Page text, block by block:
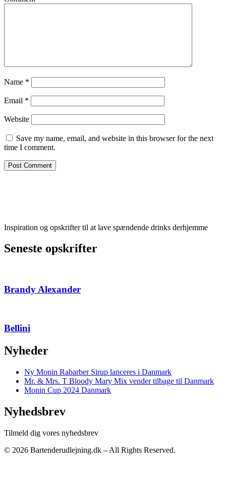
Name *
Email *
Website
Save my name, email, and website in this browser for the next
time I comment.
Inspiration og opskrifter til at lave spændende drinks derhjemme
Seneste opskrifter
Brandy Alexander
Bellini
Nyheder
Ny Monin Rabarber Sirup lanceres i Danmark
Mr. & Mrs. T Bloody Mary Mix vender tilbage til Danmark
Monin Cup 2024 Danmark
Nyhedsbrev
Tilmeld dig vores nyhedsbrev
© 2026 Bartenderudlejning.dk – All Rights Reserved.